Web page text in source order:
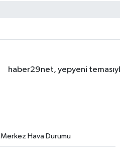
haber29net, yepyeni
Merkez Hava Durumu